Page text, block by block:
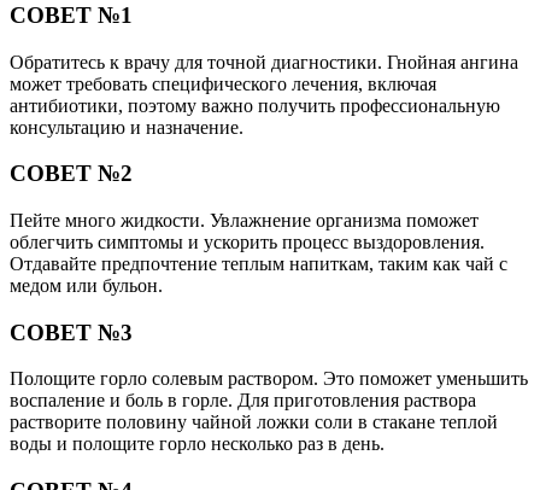
СОВЕТ №1
Обратитесь к врачу для точной диагностики. Гнойная ангина
может требовать специфического лечения, включая
антибиотики, поэтому важно получить профессиональную
консультацию и назначение.
СОВЕТ №2
Пейте много жидкости. Увлажнение организма поможет
облегчить симптомы и ускорить процесс выздоровления.
Отдавайте предпочтение теплым напиткам, таким как чай с
медом или бульон.
СОВЕТ №3
Полощите горло солевым раствором. Это поможет уменьшить
воспаление и боль в горле. Для приготовления раствора
растворите половину чайной ложки соли в стакане теплой
воды и полощите горло несколько раз в день.